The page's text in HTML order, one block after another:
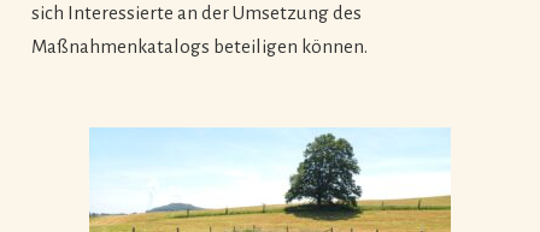
sich Interessierte an der Umsetzung des
Maßnahmenkatalogs beteiligen können.